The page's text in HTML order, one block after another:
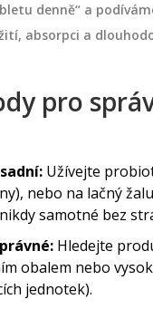
denně“ a
absorpci a
pro
Užívejte
nebo na lačný
samotné bez
Hledejte
obalem nebo
jednotek).